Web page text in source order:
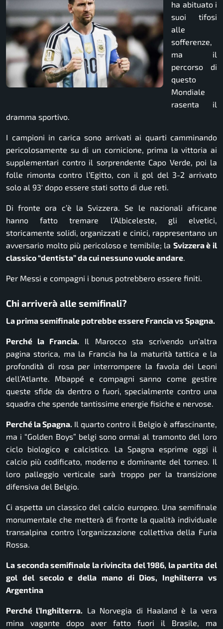
ha abituato i
suoi tifosi
alle
sofferenze,
ma il
percorso di
questo
Mondiale
rasenta il
dramma sportivo.
I campioni in carica sono arrivati ai quarti camminando
pericolosamente su di un cornicione, prima la vittoria ai
supplementari contro il sorprendente Capo Verde, poi la
folle rimonta contro l’Egitto, con il gol del 3-2 arrivato
solo al 93′ dopo essere stati sotto di due reti.
Di fronte ora c’è la Svizzera. Se le nazionali africane
hanno fatto tremare l’Albiceleste, gli elvetici,
storicamente solidi, organizzati e cinici, rappresentano un
avversario molto più pericoloso e temibile; la Svizzera è il
classico “dentista” da cui nessuno vuole andare
Per Messi e compagni i bonus potrebbero essere finiti.
Chi arriverà alle semifinali?
La prima semifinale potrebbe essere Francia vs Spagna.
Perché la Francia. Il Marocco sta scrivendo un’altra
pagina storica, ma la Francia ha la maturità tattica e la
profondità di rosa per interrompere la favola dei Leoni
dell’Atlante. Mbappé e compagni sanno come gestire
queste sfide da dentro o fuori, specialmente contro una
squadra che spende tantissime energie fisiche e nervose.
Perché la Spagna. Il quarto contro il Belgio è affascinante,
ma i “Golden Boys” belgi sono ormai al tramonto del loro
ciclo biologico e calcistico. La Spagna esprime oggi il
calcio più codificato, moderno e dominante del torneo. Il
loro palleggio verticale sarà troppo per la transizione
difensiva del Belgio.
Ci aspetta un classico del calcio europeo. Una semifinale
monumentale che metterà di fronte la qualità individuale
transalpina contro l’organizzazione collettiva della Furia
Rossa.
La seconda semifinale la rivincita del 1986, la partita del
gol del secolo e della mano di Dios, Inghilterra vs
Argentina
Perché l’Inghilterra. La Norvegia di Haaland è la vera
mina vagante dopo aver fatto fuori il Brasile, ma